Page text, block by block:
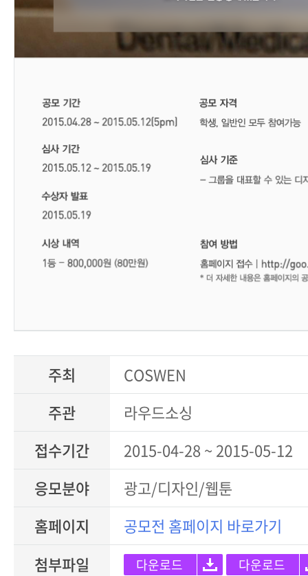
주최
COSWEN
주관
라우드소싱
접수기간
2015-04-28 ~ 2015-05-12
응모분야
광고/디자인/웹툰
홈페이지
공모전 홈페이지 바로가기
첨부파일
다운로드 다운로드